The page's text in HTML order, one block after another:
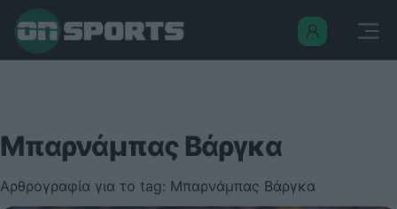
Μπαρνάμπας Βάργκα
Αρθρογραφία για το tag: Μπαρνάμπας Βάργκα